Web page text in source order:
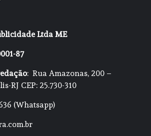
Ltda ME
87
: Rua Amazonas, 200 –
RJ CEP: 25.730-310
(Whatsapp)